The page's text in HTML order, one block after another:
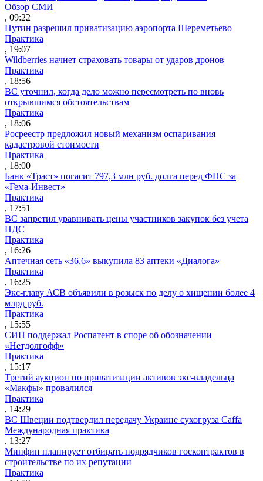
Обзор СМИ
, 09:22
Путин разрешил приватизацию аэропорта Шереметьево
Практика
, 19:07
Wildberries начнет страховать товары от ударов дронов
Практика
, 18:56
ВС уточнил, когда дело можно пересмотреть по вновь
открывшимся обстоятельствам
Практика
, 18:06
Росреестр предложил новый механизм оспаривания
кадастровой стоимости
Практика
, 18:00
Банк «Траст» погасит 797,3 млн руб. долга перед ФНС за
«Гема-Инвест»
Практика
, 17:51
ВС запретил уравнивать цены участников закупок без учета
НДС
Практика
, 16:26
Аптечная сеть «36,6» выкупила 83 аптеки «Диалога»
Практика
, 16:25
Экс-главу АСВ объявили в розыск по делу о хищении более 4
млрд руб.
Практика
, 15:55
СИП поддержал Роспатент в споре об обозначении
«Нетдолгофф»
Практика
, 15:17
Третий аукцион по приватизации активов экс-владельца
«Макфы» провалился
Практика
, 14:29
ВС Швеции подтвердил передачу Украине сухогруза Caffa
Международная практика
, 13:27
Минфин планирует отбирать подрядчиков госконтрактов в
строительстве по их репутации
Практика